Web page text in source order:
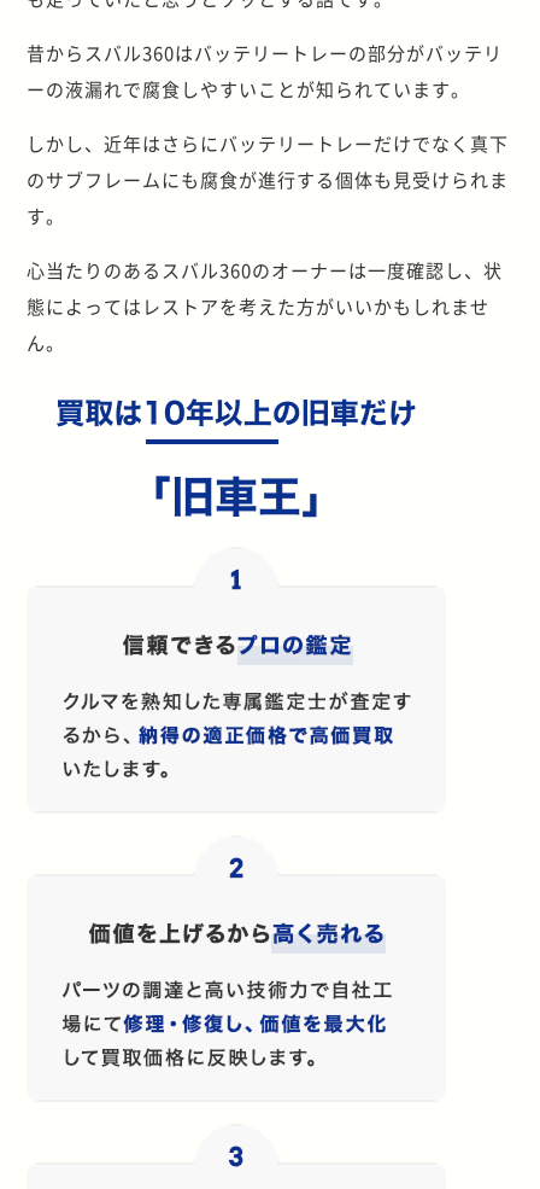
昔からスバル360はバッテリートレーの部分がバッテリ
ーの液漏れで腐食しやすいことが知られています。
しかし、近年はさらにバッテリートレーだけでなく真下
のサブフレームにも腐食が進行する個体も見受けられま
す。
心当たりのあるスバル360のオーナーは一度確認し、状
態によってはレストアを考えた方がいいかもしれませ
ん。